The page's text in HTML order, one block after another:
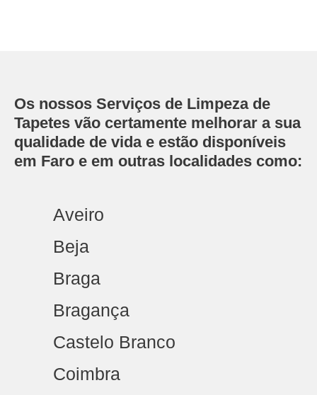
Os nossos Serviços de Limpeza de
Tapetes vão certamente melhorar a sua
qualidade de vida e estão disponíveis
em Faro e em outras localidades como:
Aveiro
Beja
Braga
Bragança
Castelo Branco
Coimbra